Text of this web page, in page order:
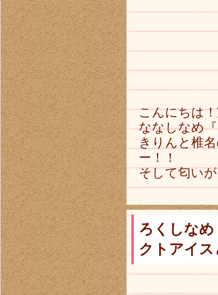
こんにちは
ななしなめ
きりんと椎
ー！！
そして匂い
ろくしな
クトアイ